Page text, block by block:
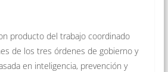
producto del trabajo coordinado
de los tres órdenes de gobierno y
en inteligencia, prevención y